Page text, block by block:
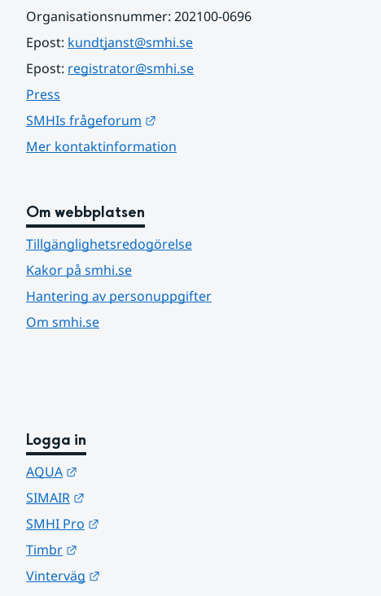
Organisationsnummer: 202100-0696
Epost: kundtjanst@smhi.se
Epost: registrator@smhi.se
Press
SMHIs frågeforum
Mer kontaktinformation
Om webbplatsen
Tillgänglighetsredogörelse
Kakor på smhi.se
Hantering av personuppgifter
Om smhi.se
Logga in
AQUA
SIMAIR
SMHI Pro
Timbr
Vinterväg